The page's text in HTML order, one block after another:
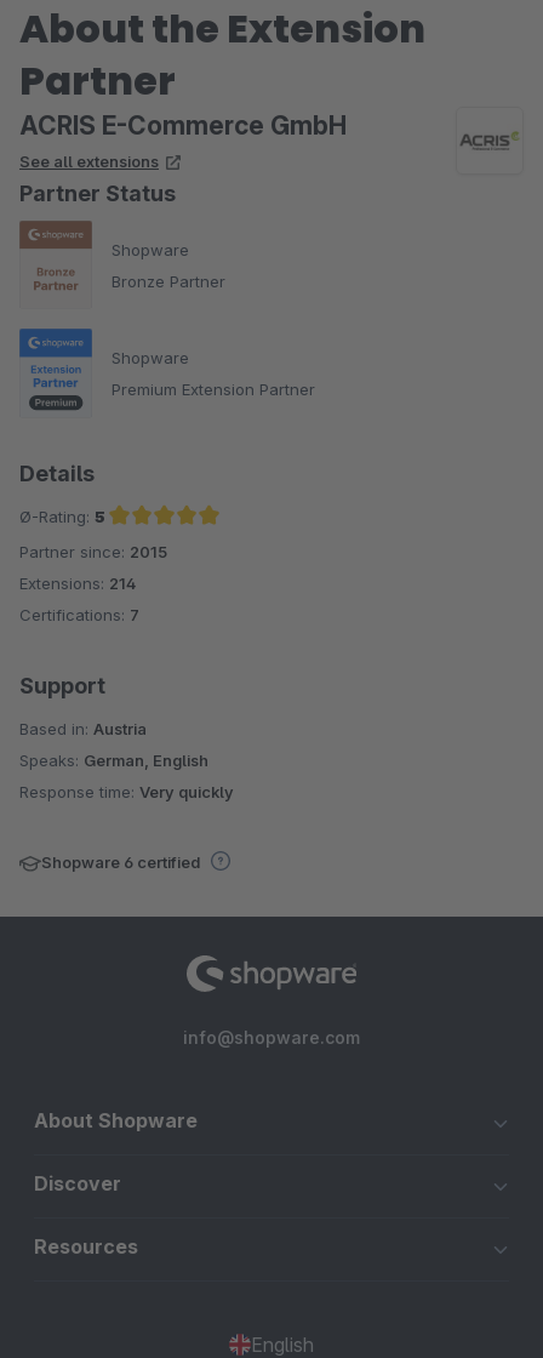
About the Extension
Partner
ACRIS E-Commerce GmbH
See all extensions
Partner Status
Shopware
Bronze Partner
Shopware
Premium Extension Partner
Details
Ø-Rating: 5
Average rating of 5 out of 5 stars
Partner since: 2015
Extensions: 214
Certifications: 7
Support
Based in: Austria
Speaks: German, English
Response time: Very quickly
Shopware 6 certified
info@shopware.com
About Shopware
Discover
Resources
English